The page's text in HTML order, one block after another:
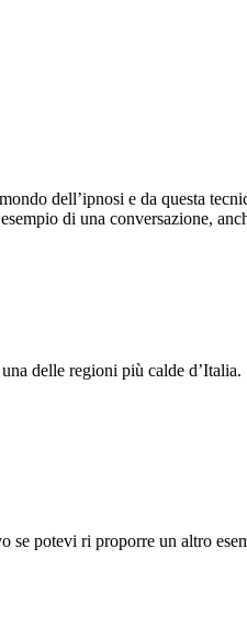
dell’ipnosi e da questa
di una conversazione,
delle regioni più calde d’Italia.
se potevi ri proporre un altro